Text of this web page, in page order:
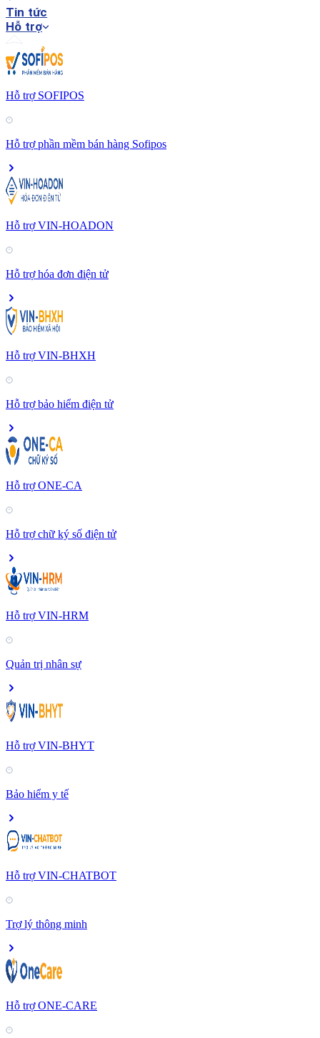
Tin tức
Hỗ trợ
Hỗ trợ SOFIPOS
Hỗ trợ phần mềm bán hàng Sofipos
Hỗ trợ VIN-HOADON
Hỗ trợ hóa đơn điện tử
Hỗ trợ VIN-BHXH
Hỗ trợ bảo hiểm điện tử
Hỗ trợ ONE-CA
Hỗ trợ chữ ký số điện tử
Hỗ trợ VIN-HRM
Quản trị nhân sự
Hỗ trợ VIN-BHYT
Bảo hiểm y tế
Hỗ trợ VIN-CHATBOT
Trợ lý thông minh
Hỗ trợ ONE-CARE